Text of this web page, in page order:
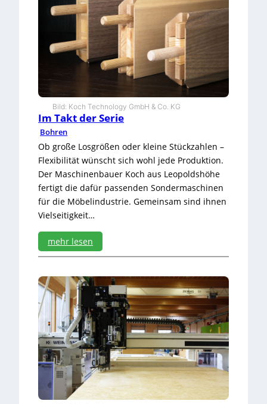
i
l
m
t
e
r
e
n
s
h
i
d
e
n
Bild: Koch Technology GmbH & Co. KG
Im Takt der Serie
Bohren
Ob große Losgrößen oder kleine Stückzahlen –
Flexibilität wünscht sich wohl jede Produktion.
Der Maschinenbauer Koch aus Leopoldshöhe
fertigt die dafür passenden Sondermaschinen
für die Möbelindustrie. Gemeinsam sind ihnen
Vielseitigkeit…
mehr lesen
:
m
T
a
k
d
e
S